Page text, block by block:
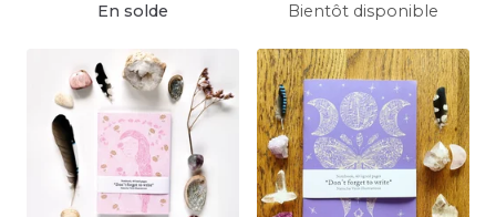
En solde
Bientôt disponible